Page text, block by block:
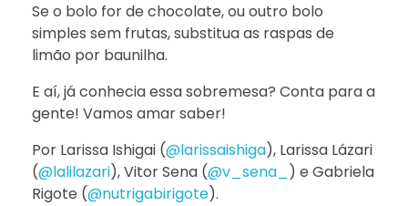
Se o bolo for de chocolate, ou outro bolo
simples sem frutas, substitua as raspas de
limão por baunilha.
E aí, já conhecia essa sobremesa? Conta para a
gente! Vamos amar saber!
Por Larissa Ishigai (@larissaishiga), Larissa Lázari
(@lalilazari), Vitor Sena (@v_sena_ ) e Gabriela
Rigote (@nutrigabirigote).